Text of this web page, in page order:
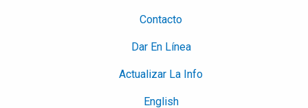
Contacto
Dar En Línea
Actualizar La Info
English